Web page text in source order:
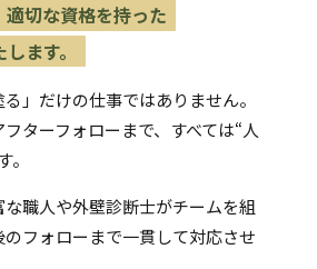
切な資格を持った
ます。
」だけの仕事ではありません。
ターフォローまで、すべては“人
職人や外壁診断士がチームを組
フォローまで一貫して対応させ